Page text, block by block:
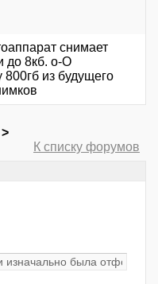
снимает
до 8кб. о-О
из будущего
>
К списку форумов